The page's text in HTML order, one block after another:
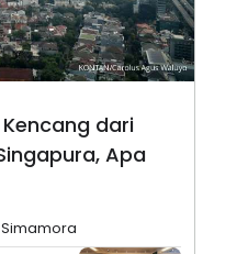
Kencang dari
Apa